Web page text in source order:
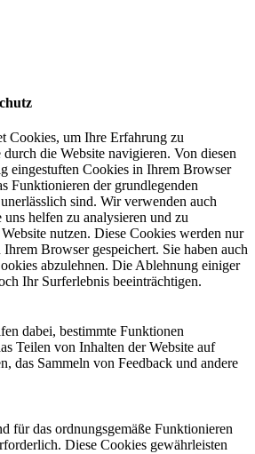
Cookies, um Ihre Erfahrung zu
die Website navigieren. Von diesen
eingestuften Cookies in Ihrem Browser
Funktionieren der grundlegenden
sind. Wir verwenden auch
helfen zu analysieren und zu
nutzen. Diese Cookies werden nur
Browser gespeichert. Sie haben auch
abzulehnen. Die Ablehnung einiger
Ihr Surferlebnis beeinträchtigen.
dabei, bestimmte Funktionen
Teilen von Inhalten der Website auf
das Sammeln von Feedback und andere
für das ordnungsgemäße Funktionieren
Diese Cookies gewährleisten